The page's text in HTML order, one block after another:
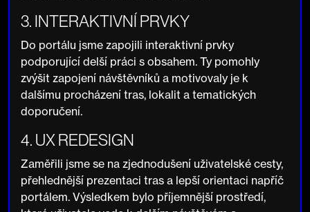
3. INTERAKTIVNÍ PRVKY
Do portálu jsme zapojili interaktivní prvky
podporující delší práci s obsahem. Ty pomohly
zvýšit zapojení návštěvníků a motivovaly je k
dalšímu procházení tras, lokalit a tematických
doporučení.
4. UX REDESIGN
Zaměřili jsme se na zjednodušení uživatelské cesty,
přehlednější prezentaci tras a lepší orientaci napříč
portálem. Výsledkem bylo příjemnější prostředí,